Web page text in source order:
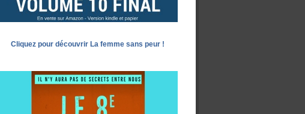
Cliquez pour découvrir La femme sans peur !